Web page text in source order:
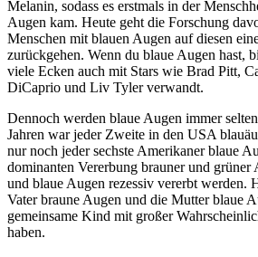
Melanin, sodass es erstmals in der
Augen kam. Heute geht die Forschung
Menschen mit blauen Augen auf diesen
zurückgehen. Wenn du blaue Augen hast,
viele Ecken auch mit Stars wie Brad Pitt,
DiCaprio und Liv Tyler verwandt.
Dennoch werden blaue Augen immer
Jahren war jeder Zweite in den USA
nur noch jeder sechste Amerikaner blaue
dominanten Vererbung brauner und grüner
und blaue Augen rezessiv vererbt werden.
Vater braune Augen und die Mutter blaue
gemeinsame Kind mit großer
haben.